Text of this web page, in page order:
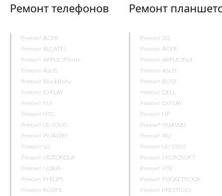
Ремонт телефонов
Ремонт ACER
Ремонт ALCATEL
Ремонт APPLE iPhone
Ремонт ASUS
Ремонт BlackBerry
Ремонт EXPLAY
Ремонт FLY
Ремонт HTC
Ремонт LENOVO
Ремонт HUAWEI
Ремонт LG
Ремонт MOTOROLA
Ремонт NOKIA
Ремонт PHILIPS
Ремонт ROVER
Ремонт
Ремонт 3Q
Ремонт ACER
Ремонт APPLE iPad
Ремонт ASUS
Ремонт BLISS
Ремонт DELL
Ремонт EXPLAY
Ремонт HP
Ремонт HUAWEI
Ремонт IRU
Ремонт LENOVO
Ремонт MICROSOFT
Ремонт MSI
Ремонт POCKETBOOK
Ремонт PRESTIGIO